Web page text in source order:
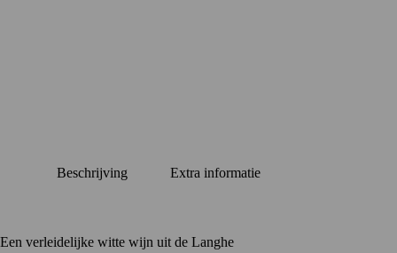
Beschrijving Extra informatie
Een verleidelijke witte wijn uit de Langhe